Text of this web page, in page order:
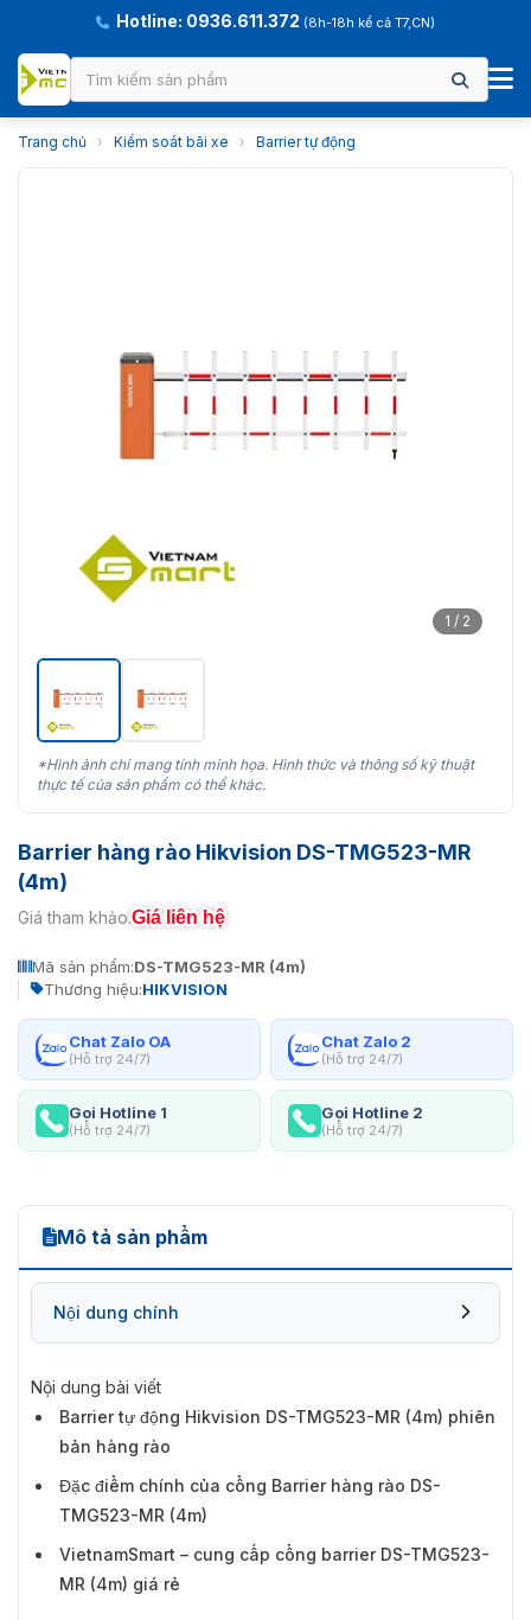
Hotline: 0936.611.372 (8h-18h kể cả T7,CN)
Trang chủ › Kiểm soát bãi xe › Barrier tự động
1 / 2
*Hình ảnh chỉ mang tính minh họa. Hình thức và thông số kỹ thuật
thực tế của sản phẩm có thể khác.
Barrier hàng rào Hikvision DS-TMG523-MR
(4m)
Giá tham khảo:Giá liên hệ
Mã sản phẩm:DS-TMG523-MR (4m)
Thương hiệu:HIKVISION
Chat Zalo OA
(Hỗ trợ 24/7)
Chat Zalo 2
(Hỗ trợ 24/7)
Gọi Hotline 1
(Hỗ trợ 24/7)
Gọi Hotline 2
(Hỗ trợ 24/7)
Mô tả sản phẩm
Nội dung chính
Nội dung bài viết
Barrier tự động Hikvision DS-TMG523-MR (4m) phiên
bản hàng rào
Đặc điểm chính của cổng Barrier hàng rào DS-
TMG523-MR (4m)
VietnamSmart – cung cấp cổng barrier DS-TMG523-
MR (4m) giá rẻ